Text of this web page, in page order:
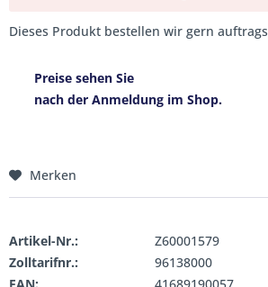
Dieses Produkt bestellen wir gern
Preise sehen Sie
nach der Anmeldung im Shop.
Merken
Artikel-Nr.:
Z60001579
Zolltarifnr.:
96138000